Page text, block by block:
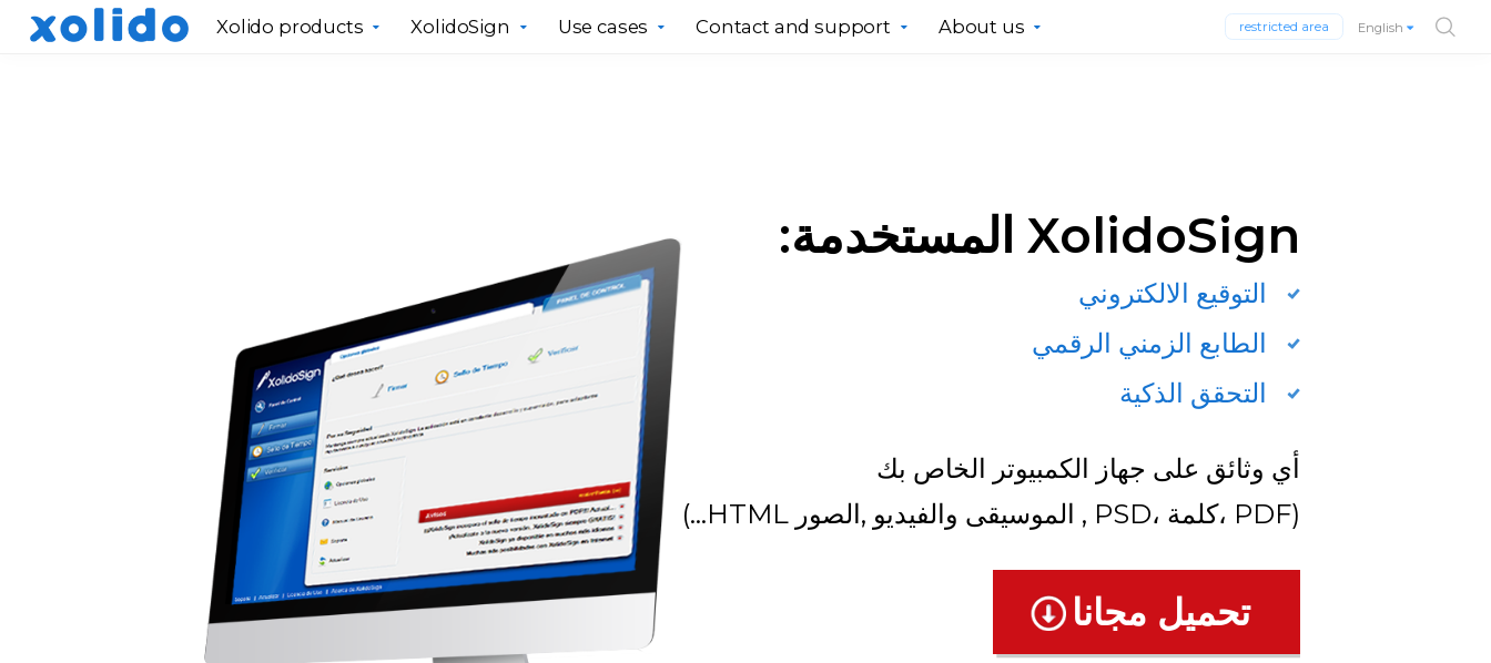
Xolido products XolidoSign Use cases Contact and support About us restricted area English
:المستخدمة XolidoSign
التوقيع الالكتروني
الطابع الزمني الرقمي
التحقق الذكية
أي وثائق على جهاز الكمبيوتر الخاص بك
(...HTML الموسيقى والفيديو ,الصور , PSD، كلمة، PDF)
تحميل مجانا